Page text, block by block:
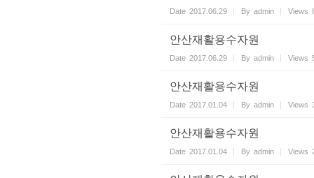
Date 2017.06.29 By admin Views
안산재활용수자원
Date 2017.06.29 By admin Views
안산재활용수자원
Date 2017.01.04 By admin Views
안산재활용수자원
Date 2017.01.04 By admin Views